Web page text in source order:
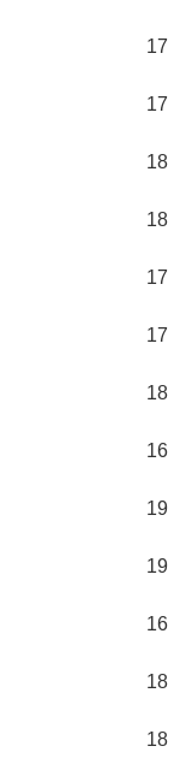
17
17
18
18
17
17
18
16
19
19
16
18
18